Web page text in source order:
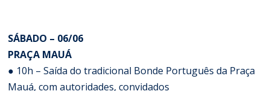
SÁBADO – 06/06
PRAÇA MAUÁ
● 10h – Saída do tradicional Bonde Português da Praça
Mauá, com autoridades, convidados